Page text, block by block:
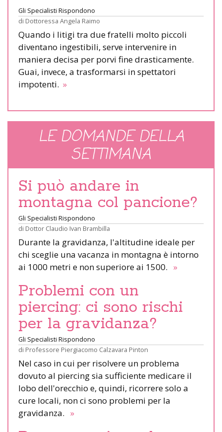
Gli Specialisti Rispondono
di Dottoressa Angela Raimo
Quando i litigi tra due fratelli molto piccoli
diventano ingestibili, serve intervenire in
maniera decisa per porvi fine drasticamente.
Guai, invece, a trasformarsi in spettatori
impotenti. »
LE DOMANDE DELLA
SETTIMANA
Si può andare in
montagna col pancione?
Gli Specialisti Rispondono
di Dottor Claudio Ivan Brambilla
Durante la gravidanza, l'altitudine ideale per
chi sceglie una vacanza in montagna è intorno
ai 1000 metri e non superiore ai 1500. »
Problemi con un
piercing: ci sono rischi
per la gravidanza?
Gli Specialisti Rispondono
di Professore Piergiacomo Calzavara Pinton
Nel caso in cui per risolvere un problema
dovuto al piercing sia sufficiente medicare il
lobo dell'orecchio e, quindi, ricorrere solo a
cure locali, non ci sono problemi per la
gravidanza. »